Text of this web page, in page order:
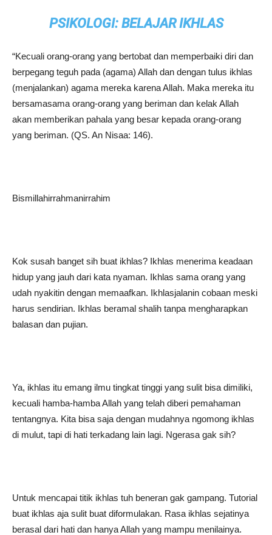
PSIKOLOGI: BELAJAR IKHLAS
“Kecuali orang-orang yang bertobat dan memperbaiki diri dan
berpegang teguh pada (agama) Allah dan dengan tulus ikhlas
(menjalankan) agama mereka karena Allah. Maka mereka itu
bersamasama orang-orang yang beriman dan kelak Allah
akan memberikan pahala yang besar kepada orang-orang
yang beriman. (QS. An Nisaa: 146).
Bismillahirrahmanirrahim
Kok susah banget sih buat ikhlas? Ikhlas menerima keadaan
hidup yang jauh dari kata nyaman. Ikhlas sama orang yang
udah nyakitin dengan memaafkan. Ikhlasjalanin cobaan meski
harus sendirian. Ikhlas beramal shalih tanpa mengharapkan
balasan dan pujian.
Ya, ikhlas itu emang ilmu tingkat tinggi yang sulit bisa dimiliki,
kecuali hamba-hamba Allah yang telah diberi pemahaman
tentangnya. Kita bisa saja dengan mudahnya ngomong ikhlas
di mulut, tapi di hati terkadang lain lagi. Ngerasa gak sih?
Untuk mencapai titik ikhlas tuh beneran gak gampang. Tutorial
buat ikhlas aja sulit buat diformulakan. Rasa ikhlas sejatinya
berasal dari hati dan hanya Allah yang mampu menilainya.